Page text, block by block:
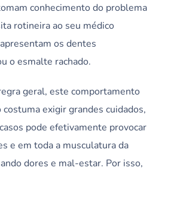
conhecimento do problema
rotineira ao seu médico
os dentes
o esmalte rachado.
geral, este comportamento
exigir grandes cuidados,
pode efetivamente provocar
e em toda a musculatura da
dores e mal-estar. Por isso,